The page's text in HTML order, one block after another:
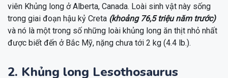
viên Khủng long ở Alberta, Canada. Loài sinh vật này sống
trong giai đoạn hậu kỷ Creta (khoảng 76,5 triệu năm trước)
và nó là một trong số những loài khủng long ăn thịt nhỏ nhất
được biết đến ở Bắc Mỹ, nặng chưa tới 2 kg (4.4 lb.).
2. Khủng long Lesothosaurus